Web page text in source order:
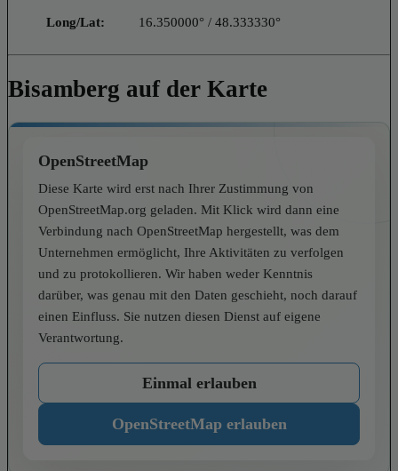
Long/Lat: 16.350000° / 48.333330°
Bisamberg auf der Karte
OpenStreetMap
Diese Karte wird erst nach Ihrer Zustimmung von
OpenStreetMap.org geladen. Mit Klick wird dann eine
Verbindung nach OpenStreetMap hergestellt, was dem
Unternehmen ermöglicht, Ihre Aktivitäten zu verfolgen
und zu protokollieren. Wir haben weder Kenntnis
darüber, was genau mit den Daten geschieht, noch darauf
einen Einfluss. Sie nutzen diesen Dienst auf eigene
Verantwortung.
Einmal erlauben
OpenStreetMap erlauben